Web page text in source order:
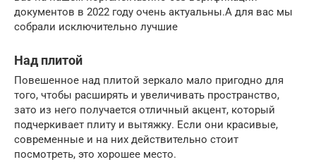
документов в 2022 году очень актуальны.А для вас мы
собрали исключительно лучшие
Над плитой
Повешенное над плитой зеркало мало пригодно для
того, чтобы расширять и увеличивать пространство,
зато из него получается отличный акцент, который
подчеркивает плиту и вытяжку. Если они красивые,
современные и на них действительно стоит
посмотреть, это хорошее место.